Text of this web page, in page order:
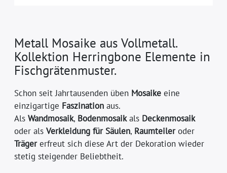
Metall Mosaike aus Vollmetall.
Kollektion Herringbone Elemente in
Fischgrätenmuster.
Schon seit Jahrtausenden üben Mosaike eine
einzigartige Faszination aus.
AlsWandmosaik, Bodenmosaikals Deckenmosaik
oder alsVerkleidung für Säulen, Raumteileroder
Trägererfreut sich diese Art der Dekoration wieder
stetig steigender Beliebtheit.